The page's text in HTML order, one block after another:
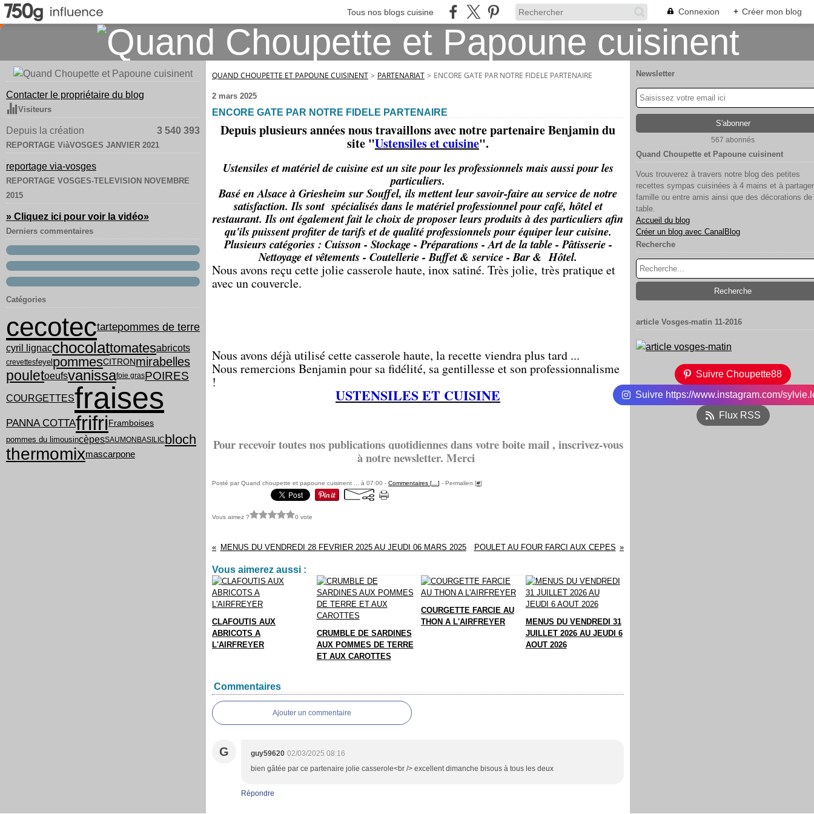
Tous nos blogs cuisine Connexion + Créer mon blog
Contacter le propriétaire du blog
Visiteurs
Depuis la création 3 540 393
REPORTAGE ViàVOSGES JANVIER 2021
reportage via-vosges
REPORTAGE VOSGES-TELEVISION NOVEMBRE
2015
» Cliquez ici pour voir la vidéo»
Derniers commentaires
Catégories
cecotectartepommes de terre
cyril lignacchocolattomatesabricots
crevettesfeyelpommesCITRON mirabelles
pouletoeufsvanissafoie grasPOIRES
COURGETTESfraises
PANNA COTTAfrifri Framboises
pommes du limousincèpesSAUMONBASILICbloch
thermomixmascarpone
QUAND CHOUPETTE ET PAPOUNE CUISINENT > PARTENARIAT > ENCORE GATE PAR NOTRE FIDELE PARTENAIRE
2 mars 2025
ENCORE GATE PAR NOTRE FIDELE PARTENAIRE
Depuis plusieurs années nous travaillons avec notre partenaire Benjamin du
site "Ustensiles et cuisine".
Ustensiles et matériel de cuisine est un site pour les professionnels mais aussi pour les
particuliers.
Basé en Alsace à Griesheim sur Souffel, ils mettent leur savoir-faire au service de notre
satisfaction. Ils sont spécialisés dans le matériel professionnel pour café, hôtel et
restaurant. Ils ont également fait le choix de proposer leurs produits à des particuliers afin
qu'ils puissent profiter de tarifs et de qualité professionnels pour équiper leur cuisine.
Plusieurs catégories : Cuisson - Stockage - Préparations - Art de la table - Pâtisserie -
Nettoyage et vêtements - Coutellerie - Buffet & service - Bar & Hôtel.
Nous avons reçu cette jolie casserole haute, inox satiné. Très jolie, très pratique et
avec un couvercle.
Nous avons déjà utilisé cette casserole haute, la recette viendra plus tard ...
Nous remercions Benjamin pour sa fidélité, sa gentillesse et son professionnalisme
!
USTENSILES ET CUISINE
Pour recevoir toutes nos publications quotidiennes dans votre boite mail , inscrivez-vous
à notre newsletter. Merci
Posté par Quand choupette et papoune cuisinent ... à 07:00 - Commentaires [ ] - Permalien [#]
Vous aimez ? 0 vote
MENUS DU VENDREDI 28 FEVRIER 2025 AU JEUDI 06 MARS 2025 POULET AU FOUR FARCI AUX CEPES
Vous aimerez aussi :
CLAFOUTIS AUX
ABRICOTS A
L'AIRFREYER
CRUMBLE DE SARDINES
AUX POMMES DE TERRE
ET AUX CAROTTES
COURGETTE FARCIE AU
THON A L'AIRFREYER
MENUS DU VENDREDI 31
JUILLET 2026 AU JEUDI 6
AOUT 2026
Commentaires
Ajouter un commentaire
G guy59620 02/03/2025 08:16
bien gâtée par ce partenaire jolie casserole<br /> excellent dimanche bisous à tous les deux
Répondre
Newsletter
567 abonnés
Quand Choupette et Papoune cuisinent
Vous trouverez à travers notre blog des petites
recettes sympas cuisinées à 4 mains et à
famille ou entre amis ainsi que des décorations de
table.
Accueil du blog
Créer un blog avec CanalBlog
Recherche
article Vosges-matin 11-2016
Suivre Choupette88
Suivre https://www.instagram.com/
Flux RSS